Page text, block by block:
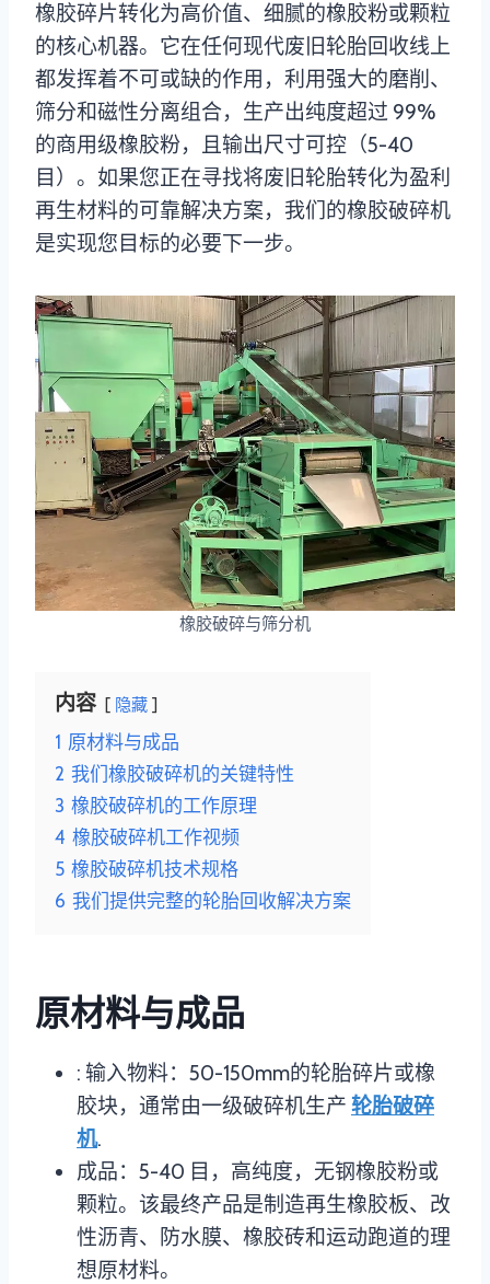
橡胶碎片转化为高价值、细腻的橡胶粉或颗粒
的核心机器。它在任何现代废旧轮胎回收线上
都发挥着不可或缺的作用，利用强大的磨削、
筛分和磁性分离组合，生产出纯度超过 99%
的商用级橡胶粉，且输出尺寸可控（5-40
目）。如果您正在寻找将废旧轮胎转化为盈利
再生材料的可靠解决方案，我们的橡胶破碎机
是实现您目标的必要下一步。
橡胶破碎与筛分机
内容 隐藏
1 原材料与成品
2 我们橡胶破碎机的关键特性
3 橡胶破碎机的工作原理
4 橡胶破碎机工作视频
5 橡胶破碎机技术规格
6 我们提供完整的轮胎回收解决方案
原材料与成品
: 输入物料：50-150mm的轮胎碎片或橡
胶块，通常由一级破碎机生产 轮胎破碎
机.
成品：5-40 目，高纯度，无钢橡胶粉或
颗粒。该最终产品是制造再生橡胶板、改
性沥青、防水膜、橡胶砖和运动跑道的理
想原材料。